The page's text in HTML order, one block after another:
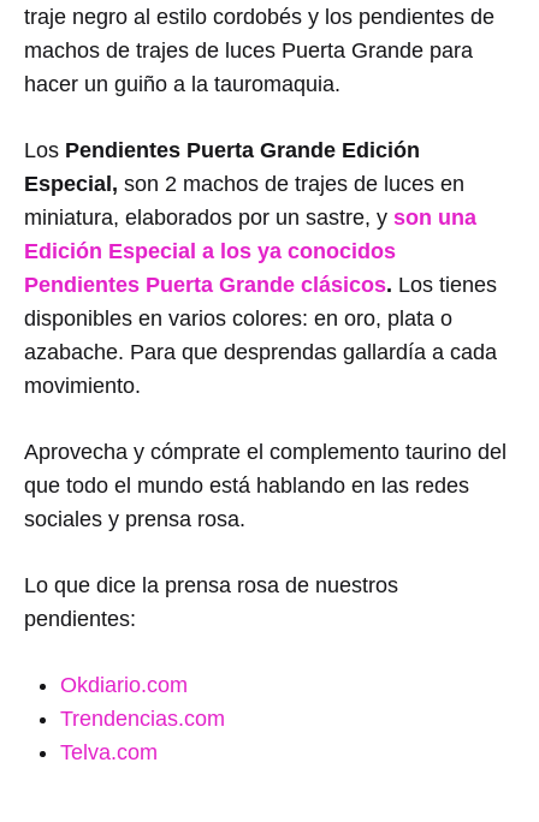
traje negro al estilo cordobés y los pendientes de
machos de trajes de luces Puerta Grande para
hacer un guiño a la tauromaquia.
Los Pendientes Puerta Grande Edición
Especial, son 2 machos de trajes de luces en
miniatura, elaborados por un sastre, y son una
Edición Especial a los ya conocidos
Pendientes Puerta Grande clásicos. Los tienes
disponibles en varios colores: en oro, plata o
azabache. Para que desprendas gallardía a cada
movimiento.
Aprovecha y cómprate el complemento taurino del
que todo el mundo está hablando en las redes
sociales y prensa rosa.
Lo que dice la prensa rosa de nuestros
pendientes:
Okdiario.com
Trendencias.com
Telva.com